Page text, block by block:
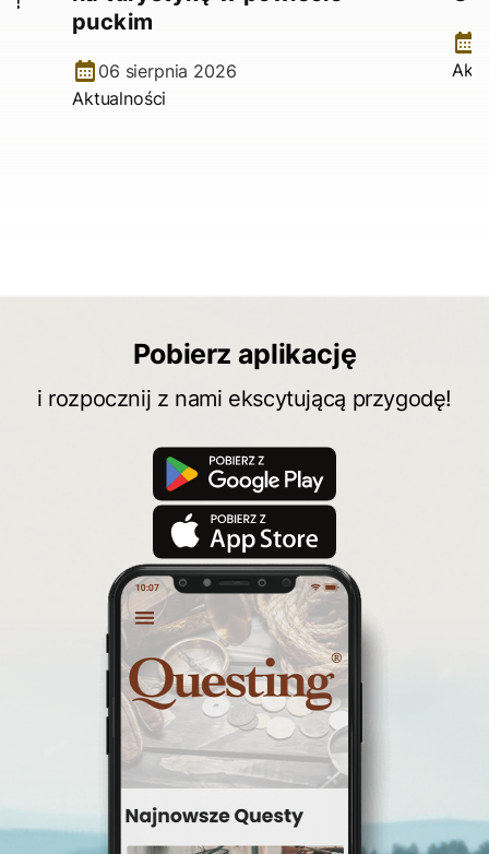
puckim
06 sierpnia 2026
Aktualności
Pobierz aplikację
i rozpocznij z nami ekscytującą przygodę!